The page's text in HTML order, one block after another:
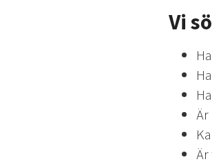
Vi